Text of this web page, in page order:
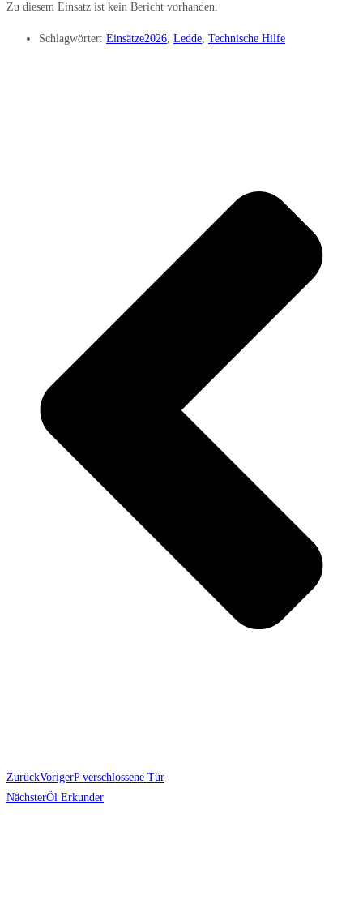
Zu diesem Einsatz ist kein Bericht vorhanden.
Schlagwörter: Einsätze2026, Ledde, Technische Hilfe
ZurückVorigerP verschlossene Tür
NächsterÖl Erkunder